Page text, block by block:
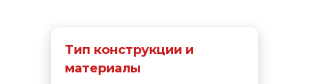
Тип конструкции и
материалы